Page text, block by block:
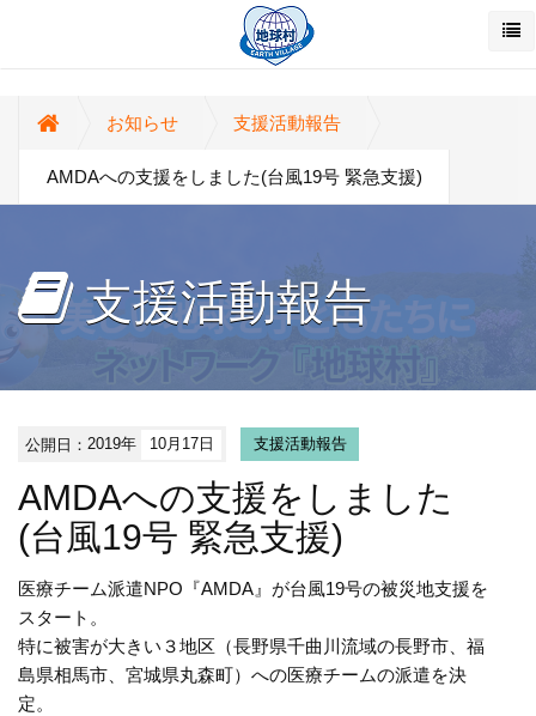
お知らせ 支援活動報告
AMDAへの支援をしました(台風19号 緊急支援)
支援活動報告
公開日：2019年 10月17日 支援活動報告
AMDAへの支援をしました
(台風19号 緊急支援)
医療チーム派遣NPO『AMDA』が台風19号の被災地支援を
スタート。
特に被害が大きい３地区（長野県千曲川流域の長野市、福
島県相馬市、宮城県丸森町）への医療チームの派遣を決
定。